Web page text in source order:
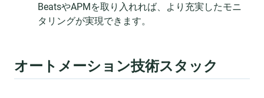
BeatsやAPMを取り入れれば、より充実したモニ
タリングが実現できます。
オートメーション技術スタック